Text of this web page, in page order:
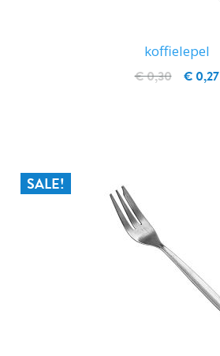
koffielepel
€ 0,27
€ 0,30
SALE!